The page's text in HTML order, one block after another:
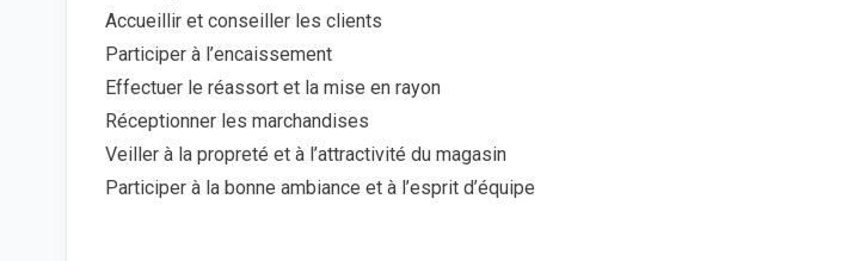
Accueillir et conseiller les clients
Participer à l’encaissement
Effectuer le réassort et la mise en rayon
Réceptionner les marchandises
Veiller à la propreté et à l’attractivité du magasin
Participer à la bonne ambiance et à l’esprit d’équipe